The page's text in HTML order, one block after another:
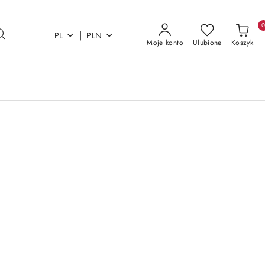
PL | PLN
Moje konto Ulubione Koszyk
0